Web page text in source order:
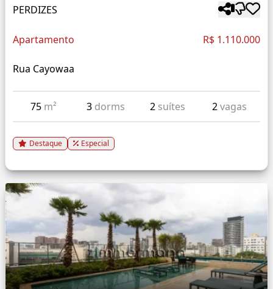
PERDIZES
Apartamento R$ 1.110.000
Rua Cayowaa
75 m² 3 dorms 2 suítes 2vagas
Destaque Especial